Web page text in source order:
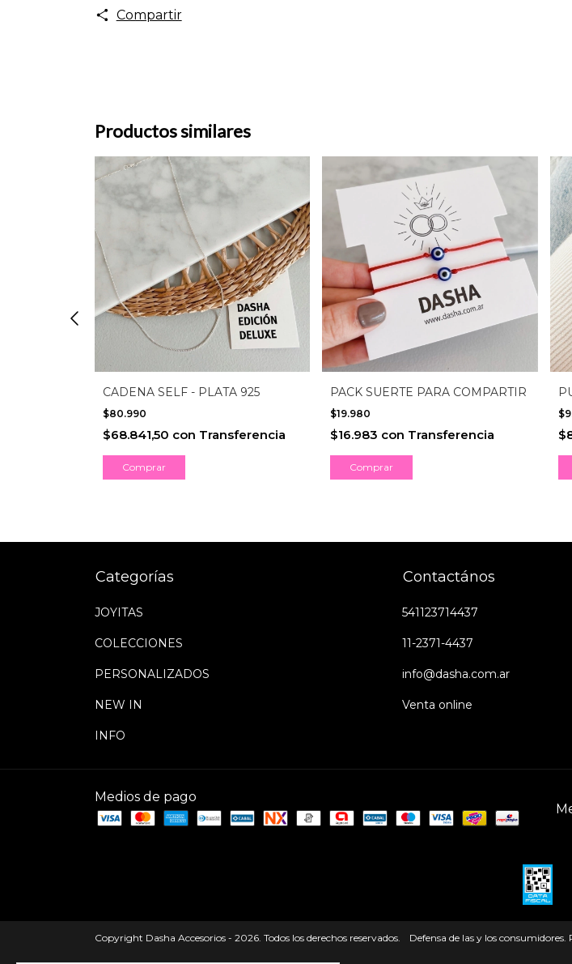
Compartir
Productos similares
CADENA SELF - PLATA 925
$80.990
$68.841,50 con Transferencia
Comprar
PACK SUERTE PARA COMPARTIR
$19.980
$16.983 con Transferencia
Categorías
JOYITAS
COLECCIONES
PERSONALIZADOS
NEW IN
INFO
Contactános
541123714437
11-2371-4437
info@dasha.com.ar
Venta online
Medios de pago
Copyright Dasha Accesorios - 2026. Todos los derechos reservados. Defensa de las y los consumidores.